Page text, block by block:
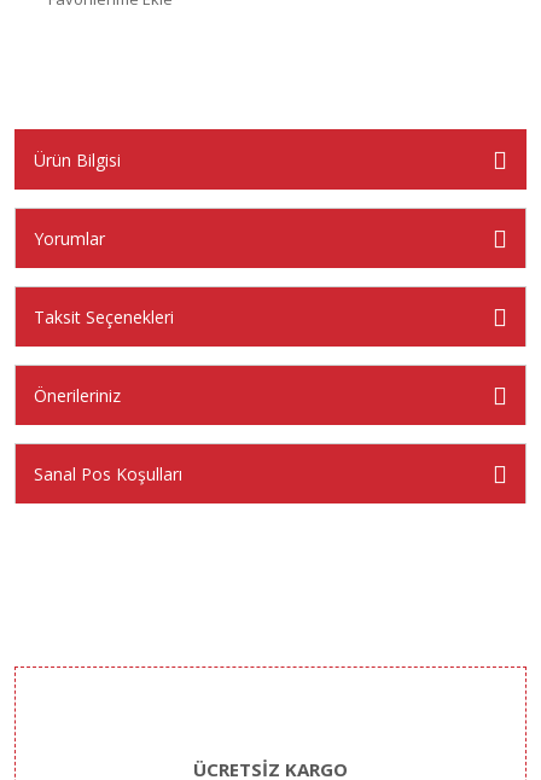
Ürün Bilgisi
Yorumlar
Taksit Seçenekleri
Önerileriniz
Sanal Pos Koşulları
ÜCRETSİZ KARGO